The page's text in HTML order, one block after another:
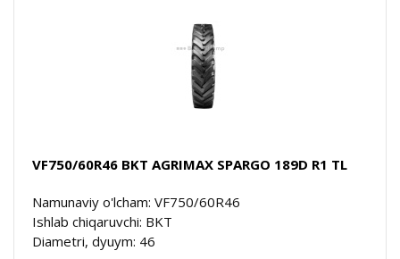
VF750/60R46 BKT AGRIMAX SPARGO 189D R1 TL
Namunaviy o'lcham: VF750/60R46
Ishlab chiqaruvchi: BKT
Diametri, dyuym: 46